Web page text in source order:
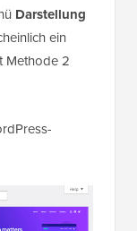
Darstellung
ein
Methode 2